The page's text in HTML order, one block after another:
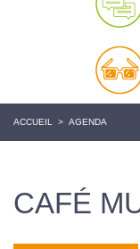
ACCUEIL > AGENDA
CAFÉ